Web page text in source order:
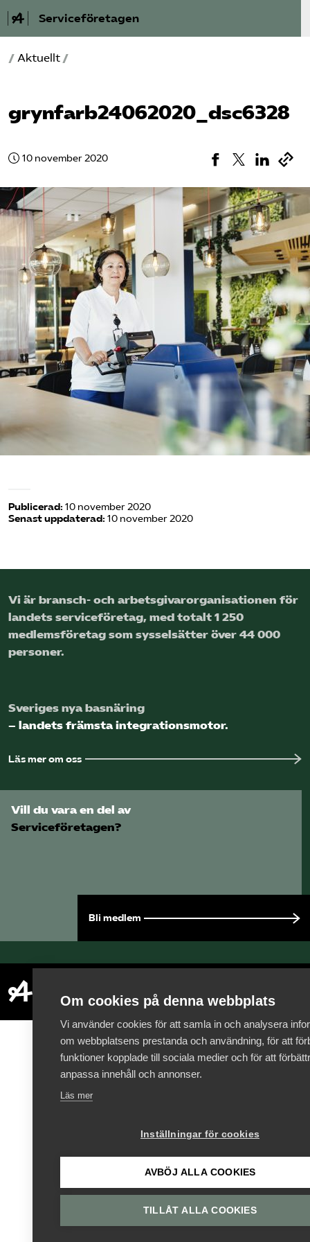
Serviceföretagen
Om Service­företagen
Branscher
Våra frågor
SRY
Bli medlem
Logga in på Arbetsgivarguiden
Sök på serviceforetagen.se
Press
Beställ trycksaker
/ Aktuellt /
grynfarb24062020_dsc6328
10 november 2020
Publicerad: 10 november 2020
Senast uppdaterad: 10 november 2020
Vi är bransch- och arbetsgivar­organisationen för
landets service­företag, med totalt 1 250
medlems­företag som sysselsätter över 44 000
personer.
Sveriges nya basnäring
– landets främsta integrationsmotor.
Läs mer om oss
Vill du vara en del av
Serviceföretagen?
Bli medlem
Om cookies på denna webbplats
Vi använder cookies för att samla in och analysera
om webbplatsens prestanda och användning, för att
funktioner kopplade till sociala medier och för att
anpassa innehåll och annonser.
Läs mer
Inställningar för cookies
AVBÖJ ALLA COOKIES
TILLÅT ALLA COOKIES